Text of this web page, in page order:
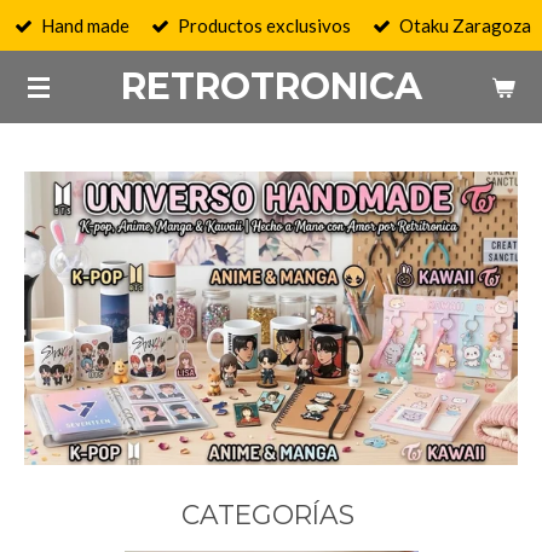
Ir
contenido
principal
RETROTRONICA
Hand made Productos exclusivos Otaku Zaragoza
CATEGORÍAS